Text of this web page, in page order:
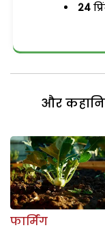
24
और
फार्मिंग